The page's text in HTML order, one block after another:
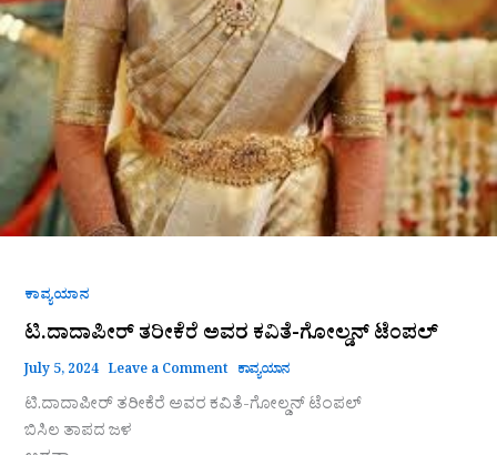
ಕಾವ್ಯಯಾನ
ಟಿ.ದಾದಾಪೀರ್ ತರೀಕೆರೆ ಅವರ ಕವಿತೆ-ಗೋಲ್ಡನ್ ಟೆಂಪಲ್
July 5, 2024 Leave a Comment ಕಾವ್ಯಯಾನ
ಟಿ.ದಾದಾಪೀರ್ ತರೀಕೆರೆ ಅವರ ಕವಿತೆ-ಗೋಲ್ಡನ್ ಟೆಂಪಲ್
ಬಿಸಿಲ ತಾಪದ ಜಳ